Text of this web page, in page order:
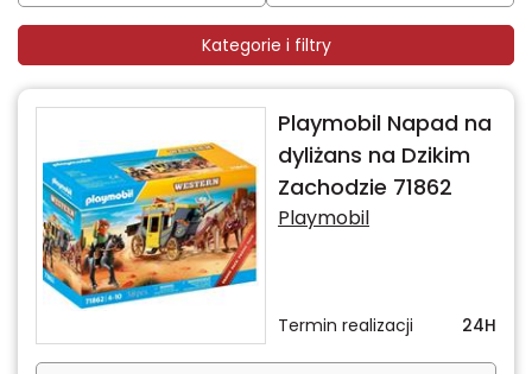
Kategorie i filtry
Playmobil Napad na
dyliżans na Dzikim
Zachodzie 71862
Playmobil
Termin realizacji 24H